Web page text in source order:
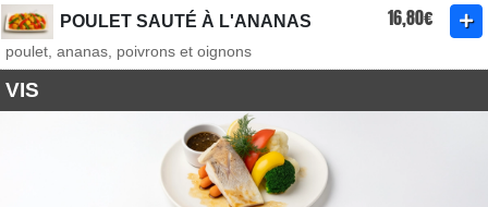
POULET SAUTÉ À L'ANANAS 16,80€
poulet, ananas, poivrons et oignons
VIS